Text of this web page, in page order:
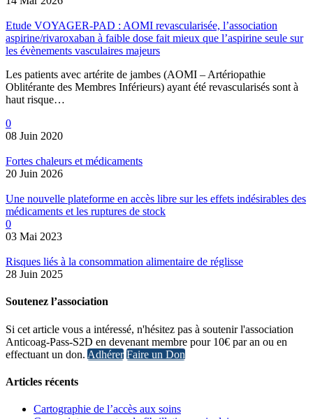
Etude VOYAGER-PAD : AOMI revascularisée, l’association
aspirine/rivaroxaban à faible dose fait mieux que l’aspirine seule sur
les évènements vasculaires majeurs
Les patients avec artérite de jambes (AOMI – Artériopathie
Oblitérante des Membres Inférieurs) ayant été revascularisés sont à
haut risque…
0
08 Juin 2020
Fortes chaleurs et médicaments
20 Juin 2026
Une nouvelle plateforme en accès libre sur les effets indésirables des
médicaments et les ruptures de stock
0
03 Mai 2023
Risques liés à la consommation alimentaire de réglisse
28 Juin 2025
Soutenez l’association
Si cet article vous a intéressé, n'hésitez pas à soutenir l'association
Anticoag-Pass-S2D en devenant membre pour 10€ par an ou en
effectuant un don. Adhérer Faire un Don
Articles récents
Cartographie de l’accès aux soins